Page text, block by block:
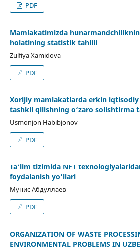
PDF
Mamlakatimizda
holatining statistik tahlili
Zulfiya Xamidova
PDF
Xorijiy mamlakatlarda erkin iqtisodiy
tashkil qilishning o‘zaro solishtirma
Usmonjon Habibjonov
PDF
Ta’lim tizimida NFT
foydalanish yo‘llari
Мунис Абдуллаев
PDF
ORGANIZATION OF WASTE
ENVIRONMENTAL PROBLEMS IN